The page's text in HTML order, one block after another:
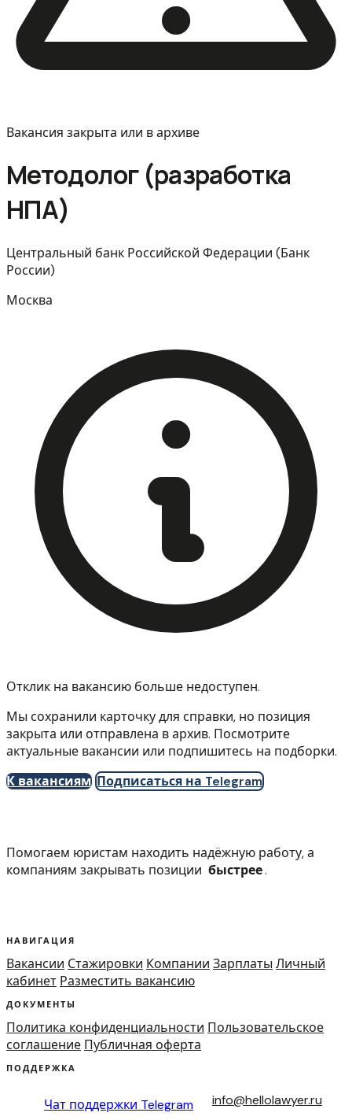
Вакансия закрыта или в архиве
Методолог (разработка
НПА)
Центральный банк Российской Федерации (Банк
России)
Москва
Отклик на вакансию больше недоступен.
Мы сохранили карточку для справки, но позиция
закрыта или отправлена в архив. Посмотрите
актуальные вакансии или подпишитесь на подборки.
К вакансиям Подписаться на Telegram
Помогаем юристам находить надёжную работу, а
компаниям закрывать позиции быстрее.
НАВИГАЦИЯ
Вакансии Стажировки Компании Зарплаты Личный
кабинет Разместить вакансию
ДОКУМЕНТЫ
Политика конфиденциальности Пользовательское
соглашение Публичная оферта
ПОДДЕРЖКА
Чат поддержки Telegram info@hellolawyer.ru